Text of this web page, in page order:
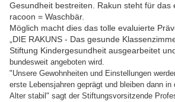
Gesundheit bestreiten. Rakun steht für das
racoon = Waschbär.
Möglich macht dies das tolle evaluierte
„DIE RAKUNS - Das gesunde
Stiftung Kindergesundheit ausgearbeitet
bundesweit angeboten wird.
"Unsere Gewohnheiten und Einstellungen
erste Lebensjahren geprägt und bleiben dann
Alter stabil" sagt der Stiftungsvorsitzende